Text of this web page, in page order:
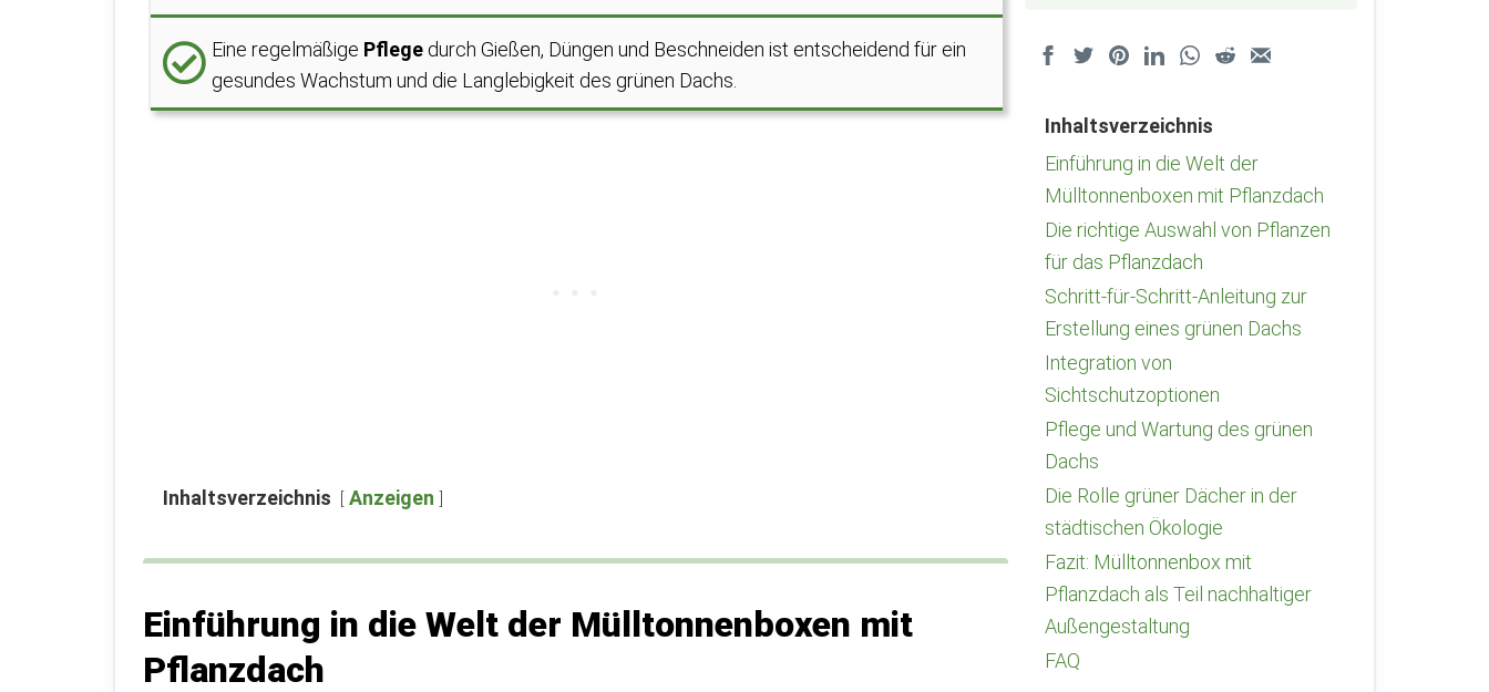
Eine regelmäßige Pflege durch Gießen, Düngen und Beschneiden ist entscheidend für ein
gesundes Wachstum und die Langlebigkeit des grünen Dachs.
Inhaltsverzeichnis Anzeigen
Einführung in die Welt der Mülltonnenboxen mit
Pflanzdach
Inhaltsverzeichnis
Einführung in die Welt der
Mülltonnenboxen mit Pflanzdach
Die richtige Auswahl von Pflanzen
für das Pflanzdach
Schritt-für-Schritt-Anleitung zur
Erstellung eines grünen Dachs
Integration von
Sichtschutzoptionen
Pflege und Wartung des grünen
Dachs
Die Rolle grüner Dächer in der
städtischen Ökologie
Fazit: Mülltonnenbox mit
Pflanzdach als Teil nachhaltiger
Außengestaltung
FAQ